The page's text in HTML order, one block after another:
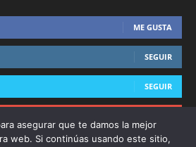
ME GUSTA
SEGUIR
SEGUIR
asegurar que te damos la mejor
web. Si continúas usando este sitio,